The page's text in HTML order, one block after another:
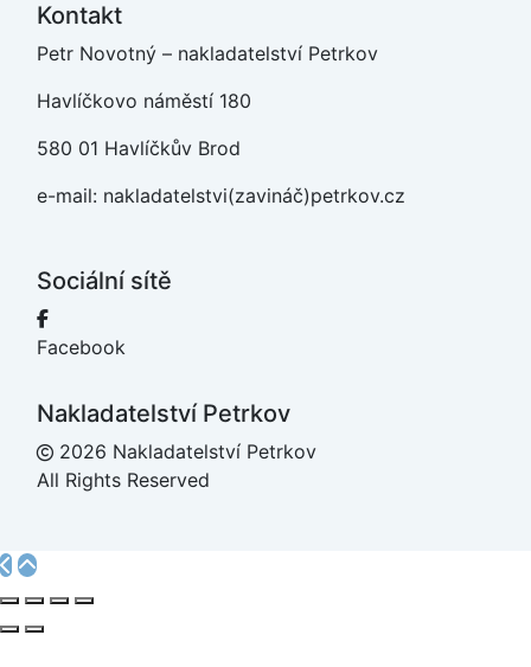
Kontakt
Petr Novotný – nakladatelství Petrkov
Havlíčkovo náměstí 180
580 01 Havlíčkův Brod
e-mail: nakladatelstvi(zavináč)petrkov.cz
Sociální sítě
Facebook
Nakladatelství Petrkov
2026 Nakladatelství Petrkov
All Rights Reserved